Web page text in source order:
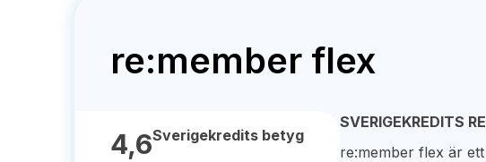
re:member flex
4,6Sverigekredits betyg
SVERIGEKREDITS
re:member flex är